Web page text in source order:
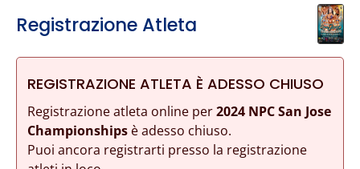
Registrazione Atleta
REGISTRAZIONE ATLETA È ADESSO CHIUSO
Registrazione atleta online per2024 NPC San Jose
Championshipsè adesso chiuso.
Puoi ancora registrarti presso la registrazione